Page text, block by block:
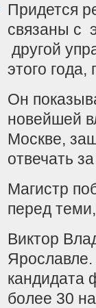
Придется
связаны с
другой
этого
Он
новейшей
Москве,
отвечать
Магистр
перед
Виктор
кандидата
более 30